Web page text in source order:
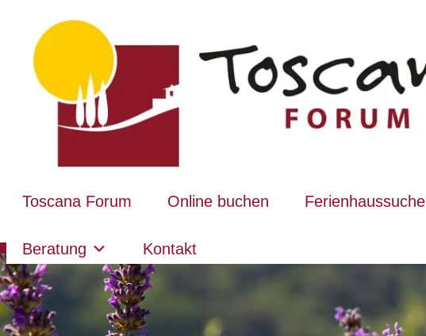
Toscana Forum Online buchen Ferienhaussuche
Beratung Kontakt